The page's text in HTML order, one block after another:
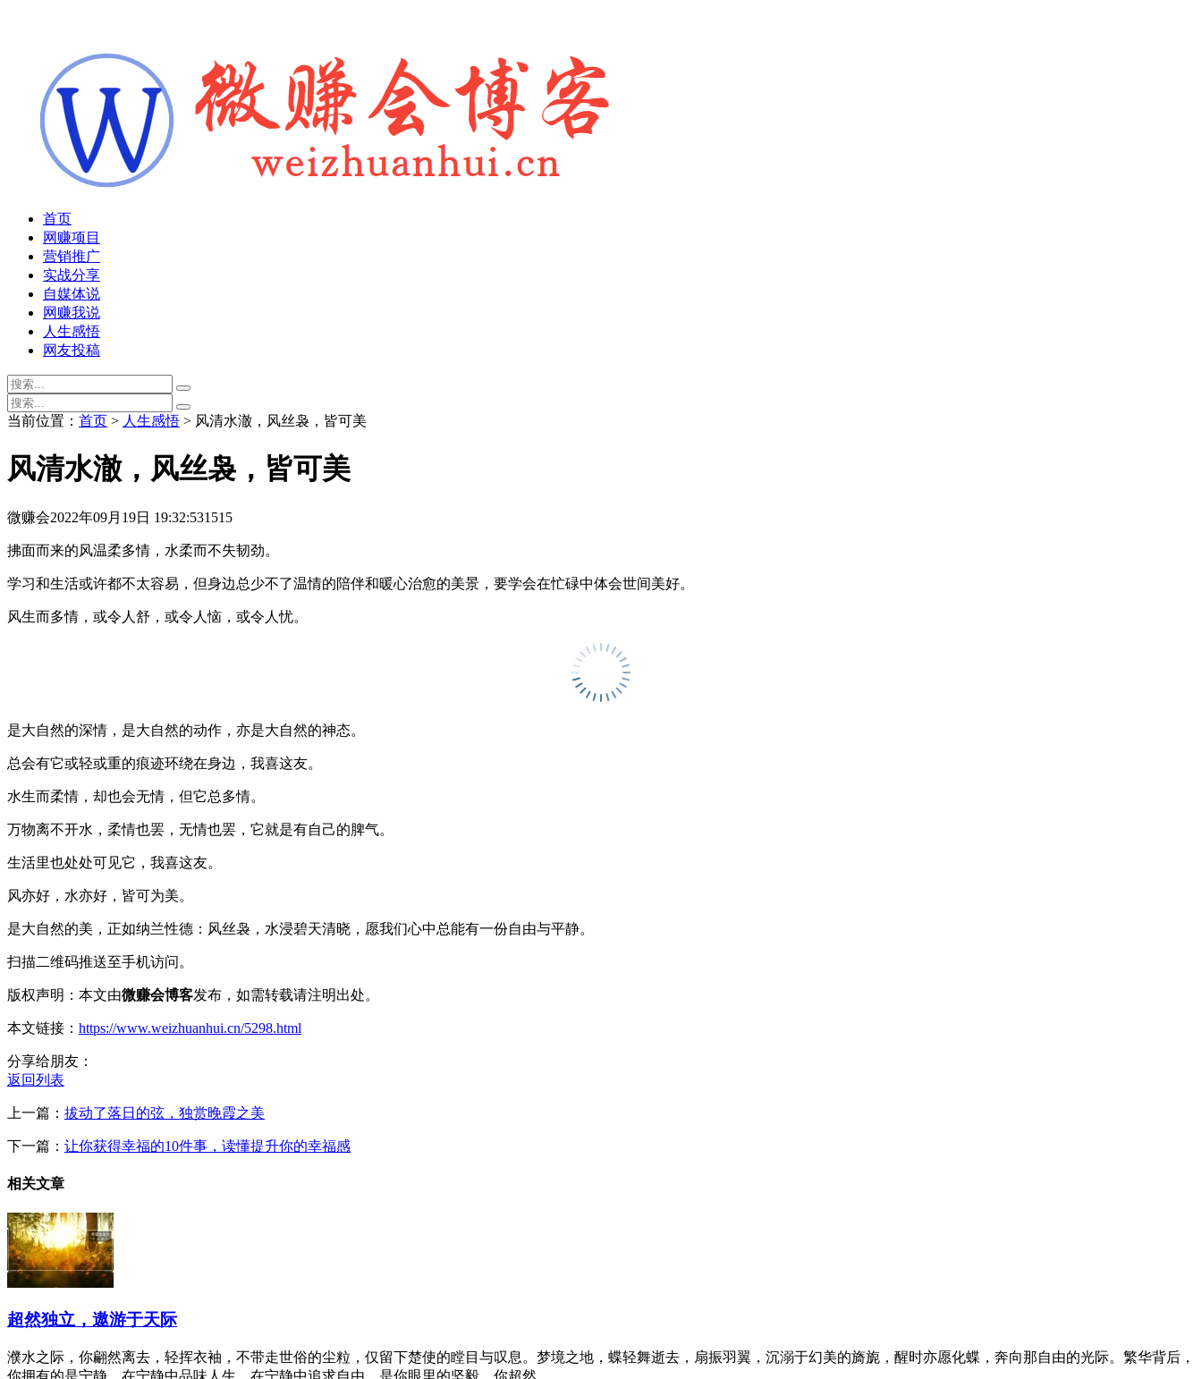
首页
网赚项目
营销推广
实战分享
自媒体说
网赚我说
人生感悟
网友投稿
当前位置： 首页 > 人生感悟 > 风清水澈，风丝袅，皆可美
风清水澈，风丝袅，皆可美
微赚会2022年09月19日 19:32:531515
拂面而来的风温柔多情，水柔而不失韧劲。
学习和生活或许都不太容易，但身边总少不了温情的陪伴和暖心治愈的美景，要学会在忙碌中体会世间美好。
风生而多情，或令人舒，或令人恼，或令人忧。
是大自然的深情，是大自然的动作，亦是大自然的神态。
总会有它或轻或重的痕迹环绕在身边，我喜这友。
水生而柔情，却也会无情，但它总多情。
万物离不开水，柔情也罢，无情也罢，它就是有自己的脾气。
生活里也处处可见它，我喜这友。
风亦好，水亦好，皆可为美。
是大自然的美，正如纳兰性德：风丝袅，水浸碧天清晓，愿我们心中总能有一份自由与平静。
扫描二维码推送至手机访问。
版权声明：本文由微赚会博客发布，如需转载请注明出处。
本文链接： https://www.weizhuanhui.cn/5298.html
分享给朋友：
返回列表
上一篇： 拔动了落日的弦，独赏晚霞之美
下一篇： 让你获得幸福的10件事，读懂提升你的幸福感
相关文章
超然独立，遨游于天际
濮水之际，你翩然离去，轻挥衣袖，不带走世俗的尘粒，仅留下楚使的瞠目与叹息。梦境之地，蝶轻舞逝去，扇振羽翼，沉溺于幻美的旖旎，醒时亦愿化蝶，奔向那自由的光际。繁华背后，
你拥有的是宁静，在宁静中品味人生，在宁静中追求自由，是你眼里的坚毅。你超然...